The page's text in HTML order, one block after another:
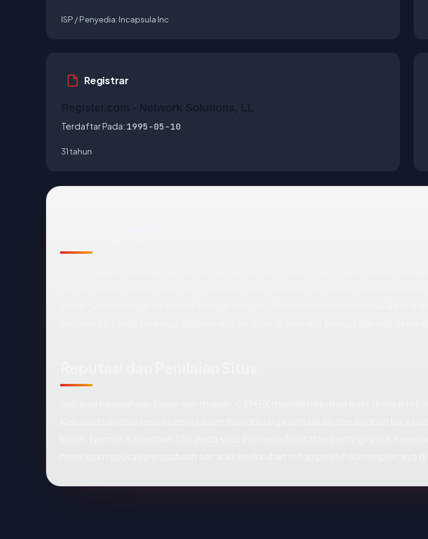
ISP / Penyedia: Incapsula Inc
Registrar
Terdaftar Pada: 1995-05-10
31 tahun